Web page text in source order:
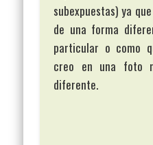
subexpuestas) ya
de una forma
particular o como
creo en una foto
diferente.